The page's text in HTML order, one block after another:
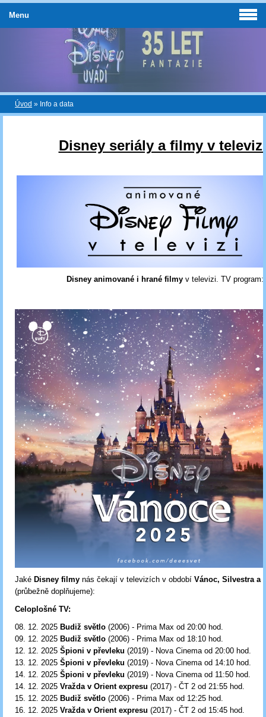
Úvod » Info a data
Disney seriály a filmy v
Disney animované i hrané filmyv televizi. TV program:
Jaké Disney filmy nás čekají v televizích v období Vánoc, Silvestra a
(průbežně doplňujeme):
Celoplošné TV:
08. 12. 2025 Budiž světlo (2006) - Prima Max od 20:00 hod.
09. 12. 2025 Budiž světlo (2006) - Prima Max od 18:10 hod.
12. 12. 2025 Špioni v převleku (2019) - Nova Cinema od 20:00 hod.
13. 12. 2025 Špioni v převleku (2019) - Nova Cinema od 14:10 hod.
14. 12. 2025 Špioni v převleku (2019) - Nova Cinema od 11:50 hod.
14. 12. 2025 Vražda v Orient expresu (2017) - ČT 2 od 21:55 hod.
15. 12. 2025 Budiž světlo (2006) - Prima Max od 12:25 hod.
16. 12. 2025 Vražda v Orient expresu (2017) - ČT 2 od 15:45 hod.
Menu